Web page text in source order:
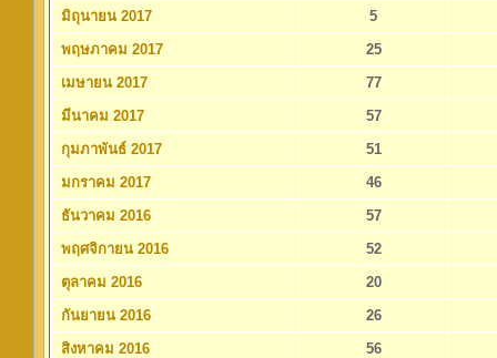
มิถุนายน 2017
5
พฤษภาคม 2017
25
เมษายน 2017
77
มีนาคม 2017
57
กุมภาพันธ์ 2017
51
มกราคม 2017
46
ธันวาคม 2016
57
พฤศจิกายน 2016
52
ตุลาคม 2016
20
กันยายน 2016
26
สิงหาคม 2016
56